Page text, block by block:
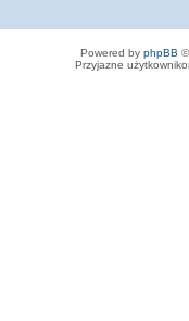
Powered by phpBB
Przyjazne